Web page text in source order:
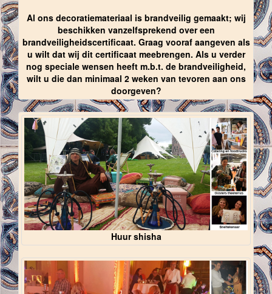
Al ons decoratiemateriaal is brandveilig gemaakt; wij
beschikken vanzelfsprekend over een
brandveiligheidscertificaat. Graag vooraf aangeven als
u wilt dat wij dit certificaat meebrengen. Als u verder
nog speciale wensen heeft m.b.t. de brandveiligheid,
wilt u die dan minimaal 2 weken van tevoren aan ons
doorgeven?
Huur shisha